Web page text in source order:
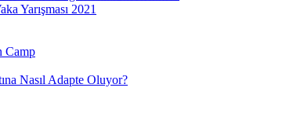
Yarışması 2021
Camp
Nasıl Adapte Oluyor?